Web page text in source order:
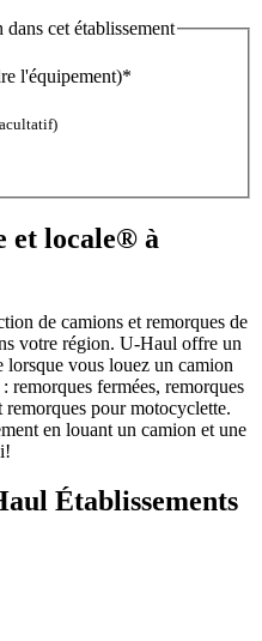
cet établissement
l'équipement)*
et locale® à
de camions et remorques de
votre région. U-Haul offre un
lorsque vous louez un camion
remorques fermées, remorques
pour motocyclette.
en louant un camion et une
Établissements